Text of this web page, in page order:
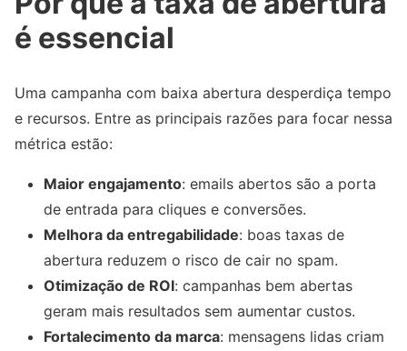
é essencial
Uma campanha com baixa abertura desperdiça tempo
e recursos. Entre as principais razões para focar nessa
métrica estão:
Maior engajamento: emails abertos são a porta
de entrada para cliques e conversões.
Melhora da entregabilidade: boas taxas de
abertura reduzem o risco de cair no spam.
Otimização de ROI: campanhas bem abertas
geram mais resultados sem aumentar custos.
Fortalecimento da marca: mensagens lidas criam